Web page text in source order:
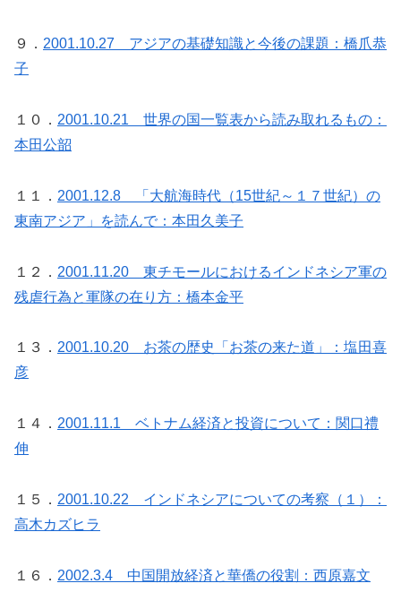
９． 2001.10.27 アジアの基礎知識と今後の課題：橋爪恭
子
１０． 2001.10.21 世界の国一覧表から読み取れるもの：
本田公韶
１１． 2001.12.8 「大航海時代（15世紀～１７世紀）の
東南アジア」を読んで：本田久美子
１２． 2001.11.20 東チモールにおけるインドネシア軍の
残虐行為と軍隊の在り方：橋本金平
１３． 2001.10.20 お茶の歴史「お茶の来た道」：塩田喜
彦
１４． 2001.11.1 ベトナム経済と投資について：関口禮
伸
１５． 2001.10.22 インドネシアについての考察（１）：
高木カズヒラ
１６． 2002.3.4 中国開放経済と華僑の役割：西原嘉文